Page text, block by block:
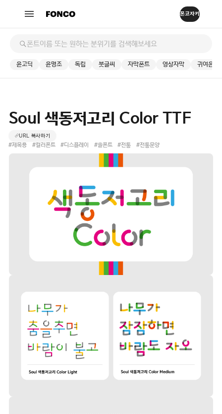
윤고딕 윤명조 독립 붓글씨 자막폰트 영상자막 귀여운
Soul 색동저고리 Color TTF
URL 복사하기
#제목용 #컬러폰트 #디스플레이 #솔폰트 #전통 #전통문양